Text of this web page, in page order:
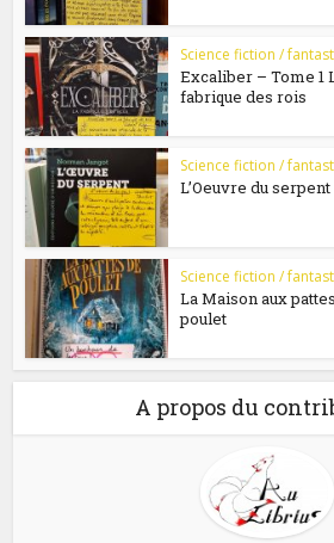
Science fiction /
Excaliber – Tome 1
fabrique des rois
Science fiction /
L’Oeuvre du serpent
Science fiction /
La Maison aux
poulet
A propos du